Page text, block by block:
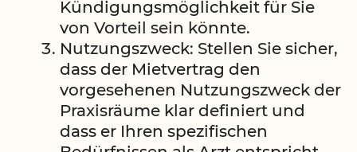
Kündigungsmöglichkeit für Sie
von Vorteil sein könnte.
Nutzungszweck: Stellen Sie sicher,
dass der Mietvertrag den
vorgesehenen Nutzungszweck der
Praxisräume klar definiert und
dass er Ihren spezifischen